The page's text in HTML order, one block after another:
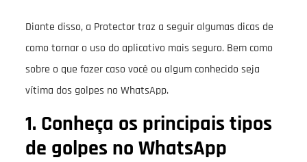
Diante disso, a Protector traz a seguir algumas dicas de
como tornar o uso do aplicativo mais seguro. Bem como
sobre o que fazer caso você ou algum conhecido seja
vítima dos golpes no WhatsApp.
1. Conheça os principais tipos
de golpes no WhatsApp